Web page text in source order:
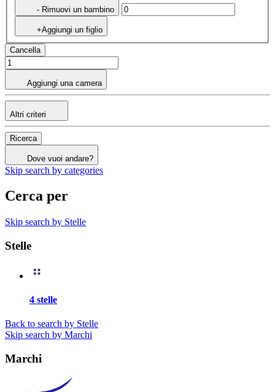
- Rimuovi un bambino
+Aggiungi un figlio
Cancella
Aggiungi una camera
Altri criteri
Ricerca
Dove vuoi andare?
Skip search by categories
Cerca per
Skip search by Stelle
Stelle
4 stelle
Back to search by Stelle
Skip search by Marchi
Marchi